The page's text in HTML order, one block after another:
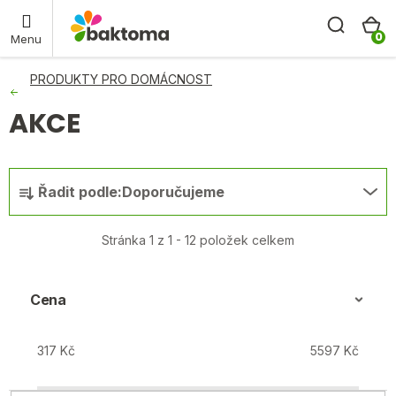
Přejít
na
PRODUKTY PRO DOMÁCNOST
AKCE
Stránka 1 z 1 - 12 položek celkem
Ř
a
Řadit podle:Doporučujeme
Cena
317 Kč 5597 Kč
baktoma.cz - AI chat